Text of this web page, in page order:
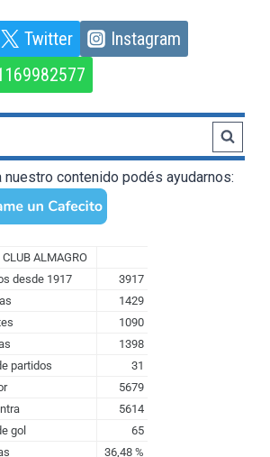
Twitter
Instagram
nuestro contenido podés ayudarnos: